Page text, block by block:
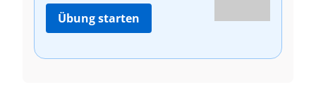
Übung starten